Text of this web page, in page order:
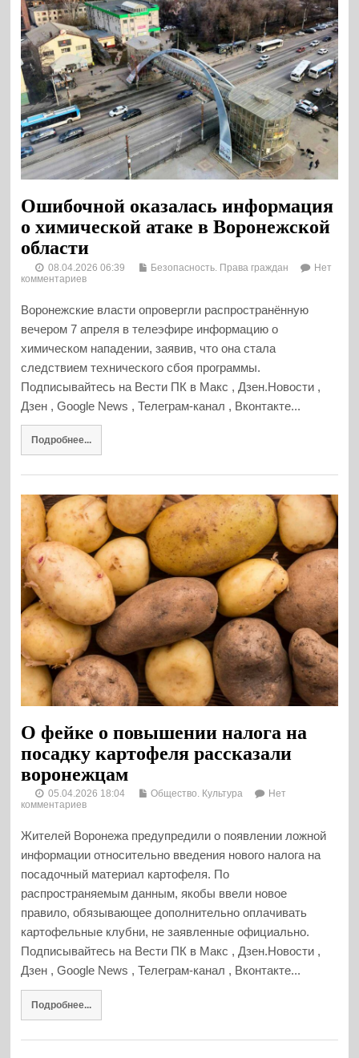
Ошибочной оказалась информация
о химической атаке в Воронежской
области
08.04.2026 06:39 Безопасность. Права граждан
Нет
комментариев
Воронежские власти опровергли распространённую
вечером 7 апреля в телеэфире информацию о
химическом нападении, заявив, что она стала
следствием технического сбоя программы.
Подписывайтесь на Вести ПК в Макс , Дзен.Новости ,
Дзен , Google News , Телеграм-канал , Вконтакте...
Подробнее...
О фейке о повышении налога на
посадку картофеля рассказали
воронежцам
05.04.2026 18:04 Общество. Культура
Нет
комментариев
Жителей Воронежа предупредили о появлении ложной
информации относительно введения нового налога на
посадочный материал картофеля. По
распространяемым данным, якобы ввели новое
правило, обязывающее дополнительно оплачивать
картофельные клубни, не заявленные официально.
Подписывайтесь на Вести ПК в Макс , Дзен.Новости ,
Дзен , Google News , Телеграм-канал , Вконтакте...
Подробнее...